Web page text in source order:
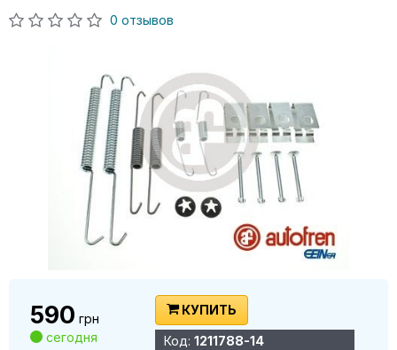
0 отзывов
590 грн
сегодня
КУПИТЬ
Код: 1211788-14